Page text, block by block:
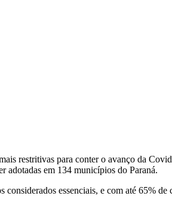
restritivas para conter o avanço da
adotadas em 134 municípios do Paraná.
essenciais, e com até 65% de